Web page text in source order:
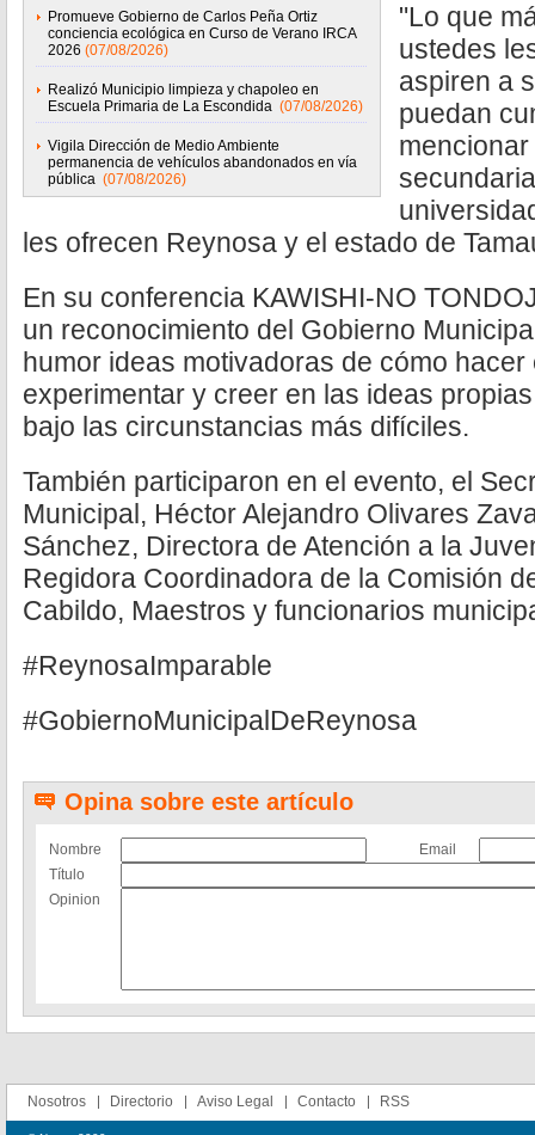
Promueve Gobierno de Carlos Peña Ortiz
conciencia ecológica en Curso de Verano IRCA
2026 (07/08/2026)
Realizó Municipio limpieza y chapoleo en
Escuela Primaria de La Escondida (07/08/2026)
Vigila Dirección de Medio Ambiente
permanencia de vehículos abandonados en vía
pública (07/08/2026)
"Lo que
ustedes
aspiren a
puedan
les ofrecen Reynosa y el estado de
En su conferencia KAWISHI-NO
un reconocimiento del Gobierno
humor ideas motivadoras de cómo
experimentar y creer en las ideas
bajo las circunstancias más difíciles.
También participaron en el evento, el
Municipal, Héctor Alejandro Olivares
Sánchez, Directora de Atención a la
Regidora Coordinadora de la Comisión
Cabildo, Maestros y funcionarios
#ReynosaImparable
#GobiernoMunicipalDeReynosa
Opina sobre este artículo
Nombre
Email
Título
Opinion
Nosotros Directorio Aviso Legal Contacto RSS